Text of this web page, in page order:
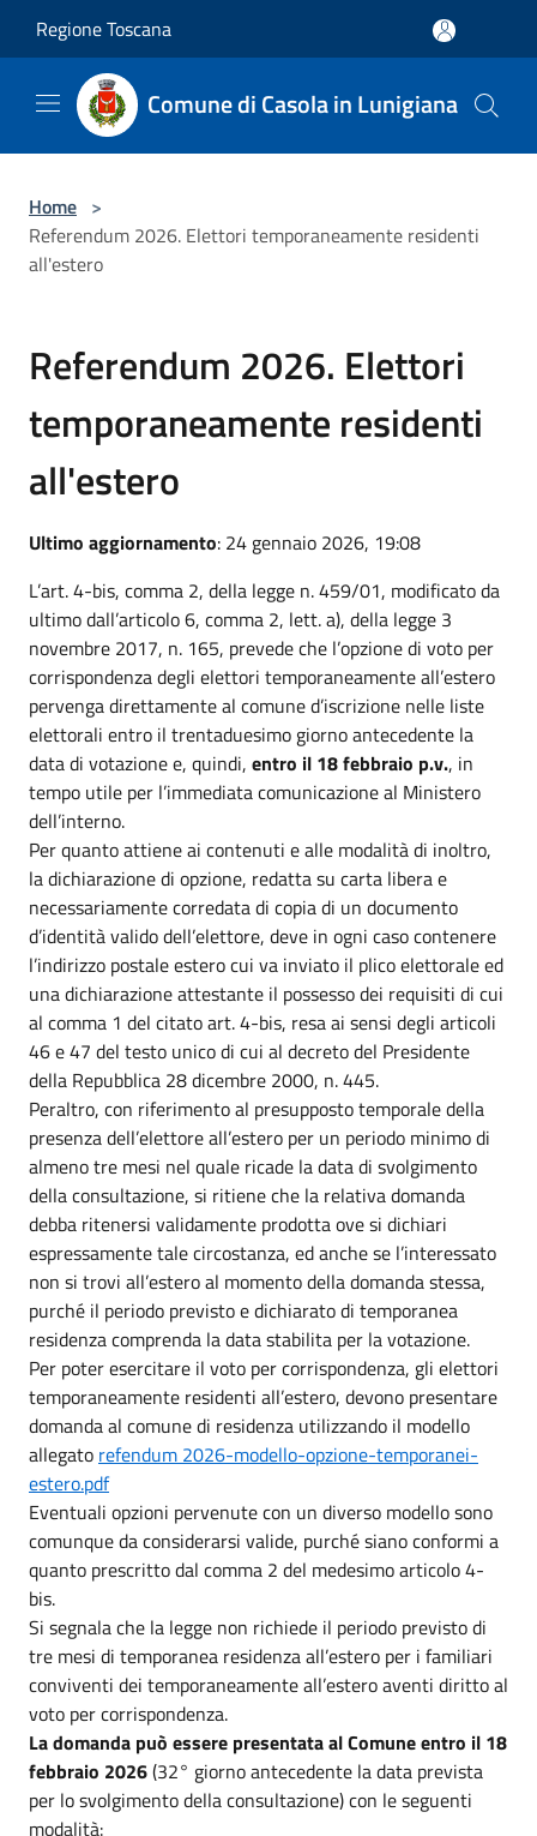
Regione Toscana
Comune di Casola in Lunigiana
Home >
Referendum 2026. Elettori temporaneamente residenti
all'estero
Referendum 2026. Elettori
temporaneamente residenti
all'estero
Ultimo aggiornamento: 24 gennaio 2026, 19:08
L’art. 4-bis, comma 2, della legge n. 459/01, modificato da
ultimo dall’articolo 6, comma 2, lett. a), della legge 3
novembre 2017, n. 165, prevede che l’opzione di voto per
corrispondenza degli elettori temporaneamente all’estero
pervenga direttamente al comune d’iscrizione nelle liste
elettorali entro il trentaduesimo giorno antecedente la
data di votazione e, quindi, entro il 18 febbraio p.v., in
tempo utile per l’immediata comunicazione al Ministero
dell’interno.
Per quanto attiene ai contenuti e alle modalità di inoltro,
la dichiarazione di opzione, redatta su carta libera e
necessariamente corredata di copia di un documento
d’identità valido dell’elettore, deve in ogni caso contenere
l’indirizzo postale estero cui va inviato il plico elettorale ed
una dichiarazione attestante il possesso dei requisiti di cui
al comma 1 del citato art. 4-bis, resa ai sensi degli articoli
46 e 47 del testo unico di cui al decreto del Presidente
della Repubblica 28 dicembre 2000, n. 445.
Peraltro, con riferimento al presupposto temporale della
presenza dell’elettore all’estero per un periodo minimo di
almeno tre mesi nel quale ricade la data di svolgimento
della consultazione, si ritiene che la relativa domanda
debba ritenersi validamente prodotta ove si dichiari
espressamente tale circostanza, ed anche se l’interessato
non si trovi all’estero al momento della domanda stessa,
purché il periodo previsto e dichiarato di temporanea
residenza comprenda la data stabilita per la votazione.
Per poter esercitare il voto per corrispondenza, gli elettori
temporaneamente residenti all’estero, devono presentare
domanda al comune di residenza utilizzando il modello
allegato refendum 2026-modello-opzione-temporanei-
estero.pdf
Eventuali opzioni pervenute con un diverso modello sono
comunque da considerarsi valide, purché siano conformi a
quanto prescritto dal comma 2 del medesimo articolo 4-
bis.
Si segnala che la legge non richiede il periodo previsto di
tre mesi di temporanea residenza all’estero per i familiari
conviventi dei temporaneamente all’estero aventi diritto al
voto per corrispondenza.
La domanda può essere presentata al Comune entro il 18
febbraio 2026(32° giorno antecedente la data prevista
per lo svolgimento della consultazione) con le seguenti
modalità: